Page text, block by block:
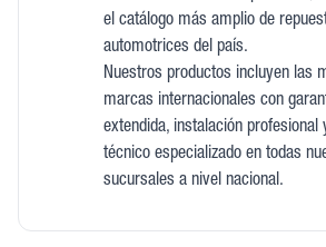
el catálogo más amplio de
automotrices del país.
Nuestros productos incluyen las
marcas internacionales con
extendida, instalación profesional
técnico especializado en todas
sucursales a nivel nacional.